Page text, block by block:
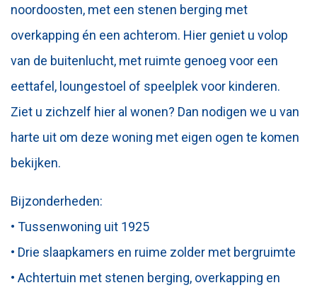
noordoosten, met een stenen berging met
overkapping én een achterom. Hier geniet u volop
van de buitenlucht, met ruimte genoeg voor een
eettafel, loungestoel of speelplek voor kinderen.
Ziet u zichzelf hier al wonen? Dan nodigen we u van
harte uit om deze woning met eigen ogen te komen
bekijken.
Bijzonderheden:
• Tussenwoning uit 1925
• Drie slaapkamers en ruime zolder met bergruimte
• Achtertuin met stenen berging, overkapping en